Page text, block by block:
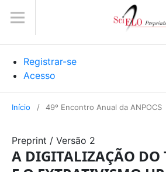
Registrar-se
Acesso
Início / 49º Encontro Anual da ANPOCS
Preprint / Versão 2
A DIGITALIZAÇÃO DO